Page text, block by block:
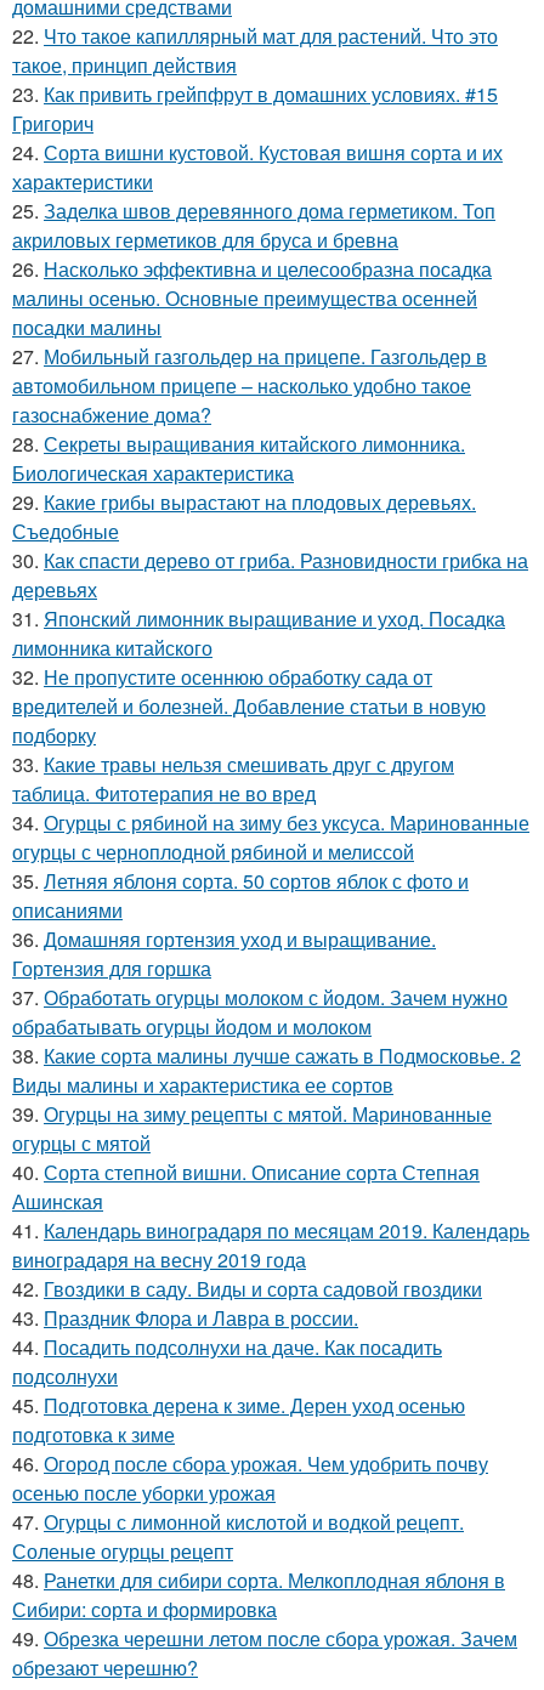
домашними средствами
22. Что такое капиллярный мат для растений. Что это
такое, принцип действия
23. Как привить грейпфрут в домашних условиях. #15
Григорич
24. Сорта вишни кустовой. Кустовая вишня сорта и их
характеристики
25. Заделка швов деревянного дома герметиком. Топ
акриловых герметиков для бруса и бревна
26. Насколько эффективна и целесообразна посадка
малины осенью. Основные преимущества осенней
посадки малины
27. Мобильный газгольдер на прицепе. Газгольдер в
автомобильном прицепе – насколько удобно такое
газоснабжение дома?
28. Секреты выращивания китайского лимонника.
Биологическая характеристика
29. Какие грибы вырастают на плодовых деревьях.
Съедобные
30. Как спасти дерево от гриба. Разновидности грибка на
деревьях
31. Японский лимонник выращивание и уход. Посадка
лимонника китайского
32. Не пропустите осеннюю обработку сада от
вредителей и болезней. Добавление статьи в новую
подборку
33. Какие травы нельзя смешивать друг с другом
таблица. Фитотерапия не во вред
34. Огурцы с рябиной на зиму без уксуса. Маринованные
огурцы с черноплодной рябиной и мелиссой
35. Летняя яблоня сорта. 50 сортов яблок с фото и
описаниями
36. Домашняя гортензия уход и выращивание.
Гортензия для горшка
37. Обработать огурцы молоком с йодом. Зачем нужно
обрабатывать огурцы йодом и молоком
38. Какие сорта малины лучше сажать в Подмосковье. 2
Виды малины и характеристика ее сортов
39. Огурцы на зиму рецепты с мятой. Маринованные
огурцы с мятой
40. Сорта степной вишни. Описание сорта Степная
Ашинская
41. Календарь виноградаря по месяцам 2019. Календарь
виноградаря на весну 2019 года
42. Гвоздики в саду. Виды и сорта садовой гвоздики
43. Праздник Флора и Лавра в россии.
44. Посадить подсолнухи на даче. Как посадить
подсолнухи
45. Подготовка дерена к зиме. Дерен уход осенью
подготовка к зиме
46. Огород после сбора урожая. Чем удобрить почву
осенью после уборки урожая
47. Огурцы с лимонной кислотой и водкой рецепт.
Соленые огурцы рецепт
48. Ранетки для сибири сорта. Мелкоплодная яблоня в
Сибири: сорта и формировка
49. Обрезка черешни летом после сбора урожая. Зачем
обрезают черешню?